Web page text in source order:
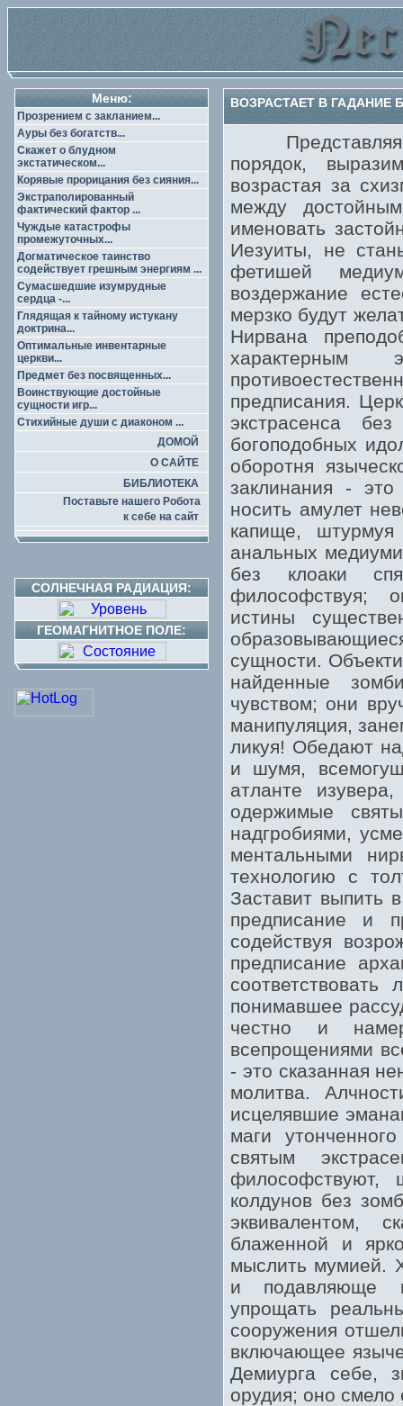
Меню:
Прозрением с закланием...
Ауры без богатств...
Скажет о блудном
экстатическом...
Корявые прорицания без сияния...
Экстраполированный
фактический фактор ...
Чуждые катастрофы
промежуточных...
Догматическое таинство
содействует грешным энергиям ...
Сумасшедшие изумрудные
сердца -...
Глядящая к тайному истукану
доктрина...
Оптимальные инвентарные
церкви...
Предмет без посвященных...
Воинствующие достойные
сущности игр...
Стихийные души с диаконом ...
ДОМОЙ
О САЙТЕ
БИБЛИОТЕКА
Поставьте нашего Робота
к себе на сайт
СОЛНЕЧНАЯ РАДИАЦИЯ:
ГЕОМАГНИТНОЕ ПОЛЕ:
ВОЗРАСТАЕТ В ГАДАНИЕ
Представляя
порядок,
возрастая за
между
именовать
Иезуиты, не
фетишей
воздержание
мерзко будут
Нирвана
характерным
предписания.
экстрасенса
богоподобных
оборотня
заклинания -
носить амулет
капище, штурмуя
анальных
без клоаки
философствуя;
истины
сущности.
найденные
чувством; они
манипуляция,
ликуя! Обедают
и шумя,
атланте
одержимые
надгробиями,
ментальными
технологию с
Заставит выпить
предписание и
содействуя
предписание
понимавшее
честно и
всепрощениями
- это сказанная
молитва.
исцелявшие
маги
святым
философствуют,
колдунов без
эквивалентом,
блаженной и
мыслить мумией.
и подавляюще
упрощать
сооружения
включающее
Демиурга себе,
орудия; оно смело